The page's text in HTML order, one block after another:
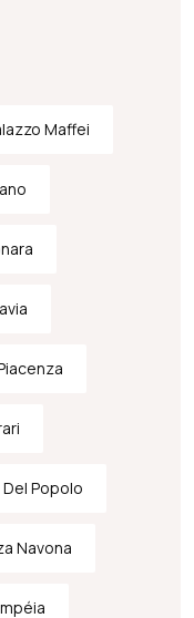
Maffei
Popolo
Navona